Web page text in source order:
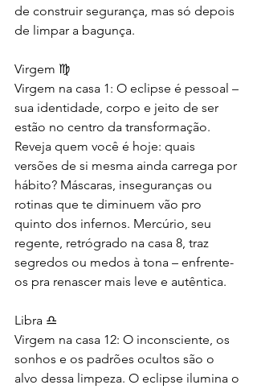
de construir segurança, mas só depois
de limpar a bagunça.
Virgem ♍
Virgem na casa 1: O eclipse é pessoal –
sua identidade, corpo e jeito de ser
estão no centro da transformação.
Reveja quem você é hoje: quais
versões de si mesma ainda carrega por
hábito? Máscaras, inseguranças ou
rotinas que te diminuem vão pro
quinto dos infernos. Mercúrio, seu
regente, retrógrado na casa 8, traz
segredos ou medos à tona – enfrente-
os pra renascer mais leve e autêntica.
Libra ♎
Virgem na casa 12: O inconsciente, os
sonhos e os padrões ocultos são o
alvo dessa limpeza. O eclipse ilumina o